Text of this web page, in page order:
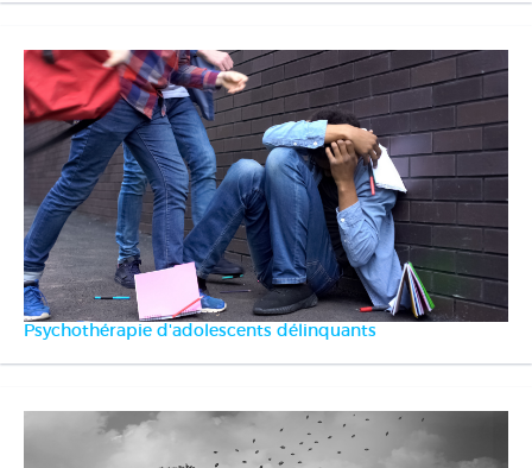
Psychothérapie d'adolescents délinquants